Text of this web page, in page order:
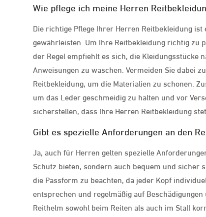
Wie pflege ich meine Herren
Die richtige Pflege Ihrer Herren Reitbekleidung
gewährleisten. Um Ihre Reitbekleidung richtig zu
der Regel empfiehlt es sich, die Kleidungsstücke
Anweisungen zu waschen. Vermeiden Sie dabei
Reitbekleidung, um die Materialien zu schonen.
um das Leder geschmeidig zu halten und vor
sicherstellen, dass Ihre Herren Reitbekleidung
Gibt es spezielle Anforderungen an den
Ja, auch für Herren gelten spezielle
Schutz bieten, sondern auch bequem und sicher
die Passform zu beachten, da jeder Kopf
entsprechen und regelmäßig auf
Reithelm sowohl beim Reiten als auch im Stall